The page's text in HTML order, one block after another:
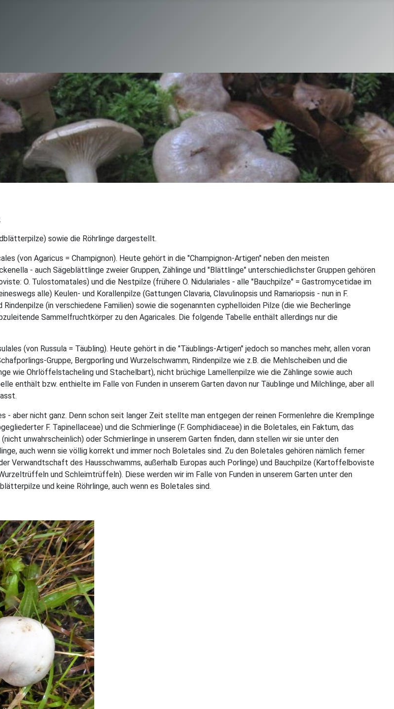
sowie die Röhrlinge dargestellt.
(von Agaricus = Champignon). Heute gehört in die "Champignon-Artigen" neben den meisten
- auch Sägeblättlinge zweier Gruppen, Zählinge und "Blättlinge" unterschiedlichster Gruppen gehören
O. Tulostomatales) und die Nestpilze (frühere O. Nidulariales - alle "Bauchpilze" = Gastromycetidae im
alle) Keulen- und Korallenpilze (Gattungen Clavaria, Clavulinopsis und Ramariopsis - nun in F.
(in verschiedene Familien) sowie die sogenannten cyphelloiden Pilze (die wie Becherlinge
Sammelfruchtkörper zu den Agaricales. Die folgende Tabelle enthält allerdings nur die
(von Russula = Täubling). Heute gehört in die "Täublings-Artigen" jedoch so manches mehr, allen voran
Gruppe, Bergporling und Wurzelschwamm, Rindenpilze wie z.B. die Mehlscheiben und die
wie Ohrlöffelstacheling und Stachelbart), nicht brüchige Lamellenpilze wie die Zählinge sowie auch
enthält bzw. enthielte im Falle von Funden in unserem Garten davon nur Täublinge und Milchlinge, aber all
aber nicht ganz. Denn schon seit langer Zeit stellte man entgegen der reinen Formenlehre die Kremplinge
F. Tapinellaceae) und die Schmierlinge (F. Gomphidiaceae) in die Boletales, ein Faktum, das
unwahrscheinlich) oder Schmierlinge in unserem Garten finden, dann stellen wir sie unter den
auch wenn sie völlig korrekt und immer noch Boletales sind. Zu den Boletales gehören nämlich ferner
Verwandtschaft des Hausschwamms, außerhalb Europas auch Porlinge) und Bauchpilze (Kartoffelboviste
und Schleimtrüffeln). Diese werden wir im Falle von Funden in unserem Garten unter den
und keine Röhrlinge, auch wenn es Boletales sind.